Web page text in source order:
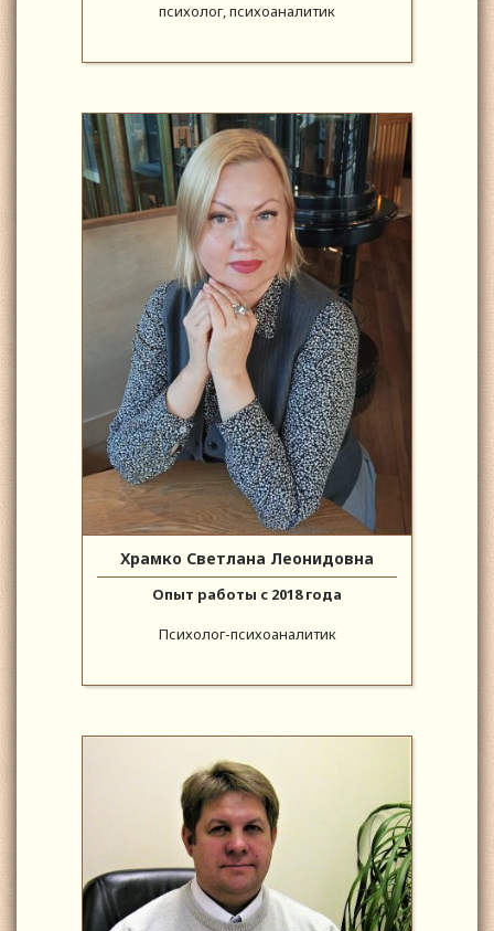
психолог, психоаналитик
Храмко Светлана Леонидовна
Опыт работы с 2018 года
Психолог-психоаналитик